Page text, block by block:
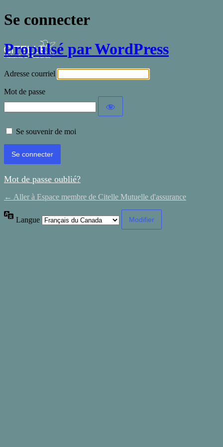
Se connecter
Propulsé par WordPress
Adresse courriel
Mot de passe
Se souvenir de moi
Mot de passe oublié?
← Aller à Espace membre de Citelle Mutuelle d'assurance
Langue